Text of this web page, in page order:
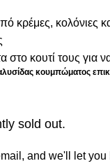
κρέμες, κολόνιες
κουτί τους για
κουμπώματος
sold out.
and we'll let